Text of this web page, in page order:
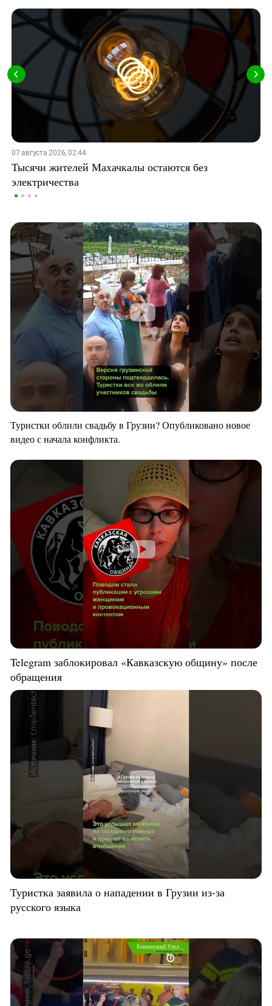
07 августа 2026, 02:44
Тысячи жителей Махачкалы остаются без
электричества
Туристки облили свадьбу в Грузии? Опубликовано новое
видео с начала конфликта.
Telegram заблокировал «Кавказскую общину» после
обращения
Туристка заявила о нападении в Грузии из-за
русского языка